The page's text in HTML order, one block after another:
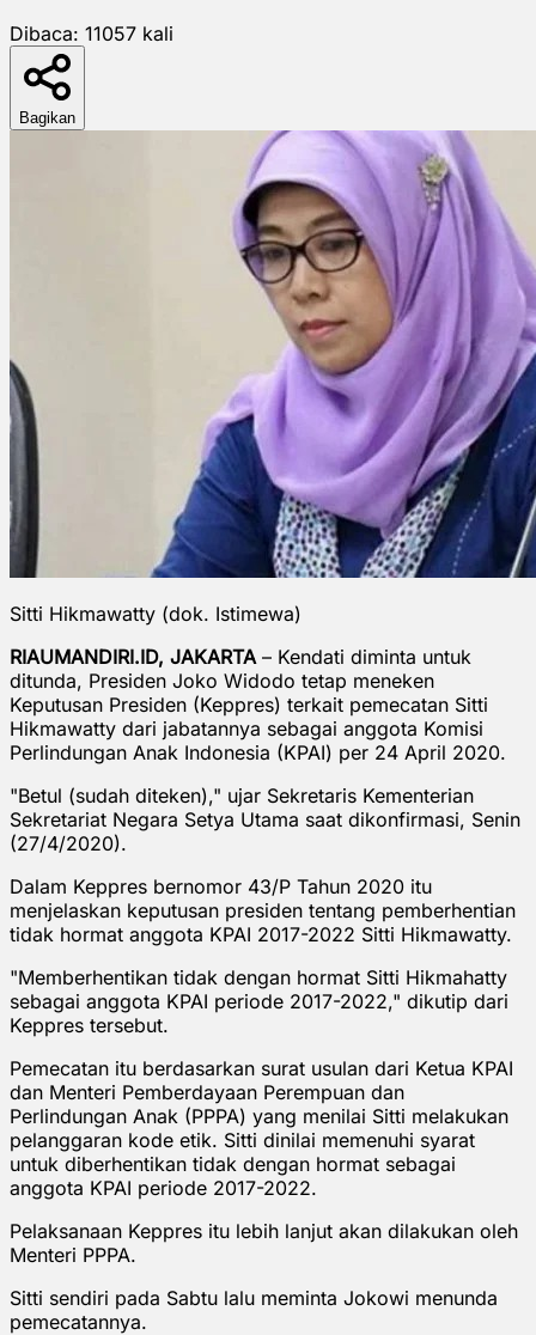
Dibaca: 11057 kali
Bagikan
Sitti Hikmawatty (dok. Istimewa)
RIAUMANDIRI.ID, JAKARTA – Kendati diminta untuk
ditunda, Presiden Joko Widodo tetap meneken
Keputusan Presiden (Keppres) terkait pemecatan Sitti
Hikmawatty dari jabatannya sebagai anggota Komisi
Perlindungan Anak Indonesia (KPAI) per 24 April 2020.
"Betul (sudah diteken)," ujar Sekretaris Kementerian
Sekretariat Negara Setya Utama saat dikonfirmasi, Senin
(27/4/2020).
Dalam Keppres bernomor 43/P Tahun 2020 itu
menjelaskan keputusan presiden tentang pemberhentian
tidak hormat anggota KPAI 2017-2022 Sitti Hikmawatty.
"Memberhentikan tidak dengan hormat Sitti Hikmahatty
sebagai anggota KPAI periode 2017-2022," dikutip dari
Keppres tersebut.
Pemecatan itu berdasarkan surat usulan dari Ketua KPAI
dan Menteri Pemberdayaan Perempuan dan
Perlindungan Anak (PPPA) yang menilai Sitti melakukan
pelanggaran kode etik. Sitti dinilai memenuhi syarat
untuk diberhentikan tidak dengan hormat sebagai
anggota KPAI periode 2017-2022.
Pelaksanaan Keppres itu lebih lanjut akan dilakukan oleh
Menteri PPPA.
Sitti sendiri pada Sabtu lalu meminta Jokowi menunda
pemecatannya.